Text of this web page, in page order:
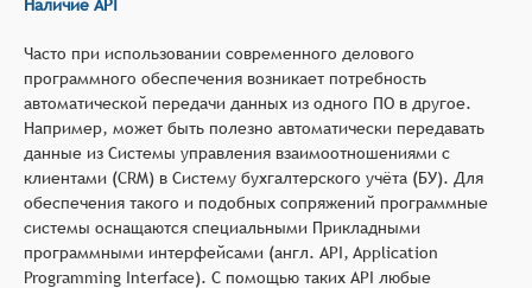
Наличие API
Часто при использовании современного делового
программного обеспечения возникает потребность
автоматической передачи данных из одного ПО в другое.
Например, может быть полезно автоматически передавать
данные из Системы управления взаимоотношениями с
клиентами (CRM) в Систему бухгалтерского учёта (БУ). Для
обеспечения такого и подобных сопряжений программные
системы оснащаются специальными Прикладными
программными интерфейсами (англ. API, Application
Programming Interface). С помощью таких API любые